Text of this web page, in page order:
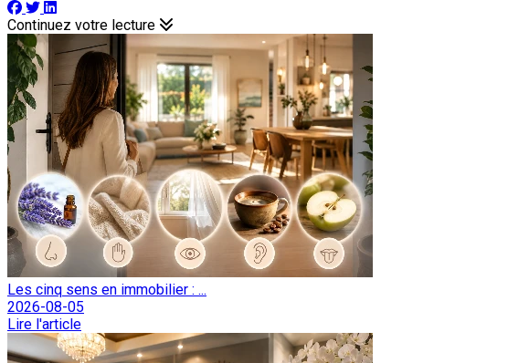
Continuez votre lecture
Les cinq sens en immobilier : ...
2026-08-05
Lire l'article